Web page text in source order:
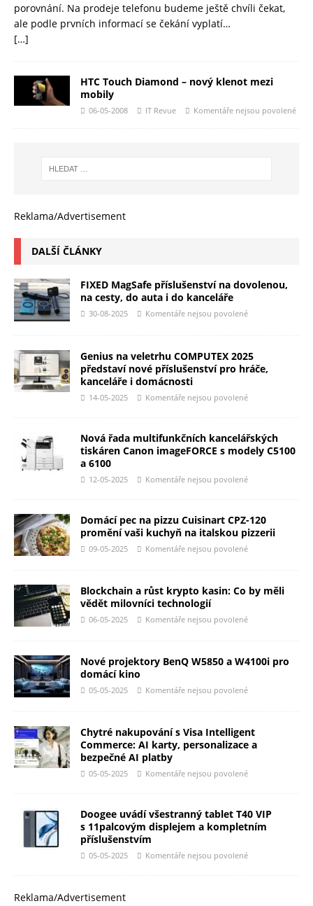
porovnání. Na prodeje telefonu budeme ještě chvíli čekat,
ale podle prvních informací se čekání vyplatí…
[…]
HTC Touch Diamond – nový klenot mezi
mobily
06-05-2008 IT Revue Komentáře nejsou povolené
Reklama/Advertisement
DALŠÍ ČLÁNKY
FIXED MagSafe příslušenství na dovolenou,
na cesty, do auta i do kanceláře
30-08-2025 Komentáře nejsou povolené
Genius na veletrhu COMPUTEX 2025
představí nové příslušenství pro hráče,
kanceláře i domácnosti
14-05-2025 Komentáře nejsou povolené
Nová řada multifunkčních kancelářských
tiskáren Canon imageFORCE s modely C5100
a 6100
12-05-2025 Komentáře nejsou povolené
Domácí pec na pizzu Cuisinart CPZ-120
promění vaši kuchyň na italskou pizzerii
09-05-2025 Komentáře nejsou povolené
Blockchain a růst krypto kasin: Co by měli
vědět milovníci technologií
06-05-2025 Komentáře nejsou povolené
Nové projektory BenQ W5850 a W4100i pro
domácí kino
05-05-2025 Komentáře nejsou povolené
Chytré nakupování s Visa Intelligent
Commerce: AI karty, personalizace a
bezpečné AI platby
05-05-2025 Komentáře nejsou povolené
Doogee uvádí všestranný tablet T40 VIP
s 11palcovým displejem a kompletním
příslušenstvím
05-05-2025 Komentáře nejsou povolené
Reklama/Advertisement